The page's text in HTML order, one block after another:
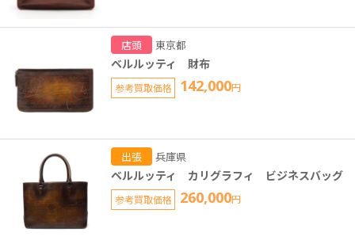
店頭 東京都
ベルルッティ 財布
参考買取価格 142,000円
出張 兵庫県
ベルルッティ カリグラフィ ビジネスバッグ
参考買取価格 260,000円